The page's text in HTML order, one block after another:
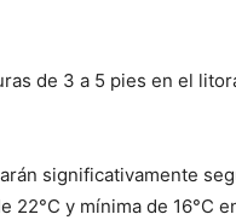
de 3 a 5 pies en el
significativamente
22°C y mínima de 16°C